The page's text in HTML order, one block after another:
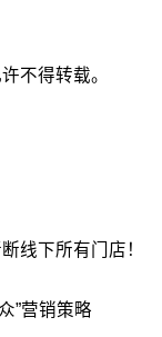
不得转载。
线下所有门店！
”营销策略